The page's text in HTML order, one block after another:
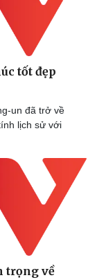
tốt đẹp
un đã trở về
lịch sử với
trọng về